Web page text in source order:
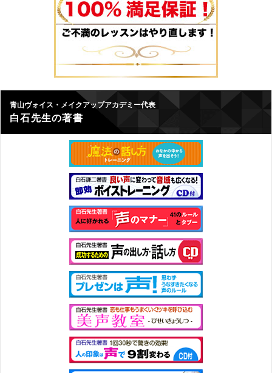
青山ヴォイス・メイクアップアカデミー代表
白石先生の著書